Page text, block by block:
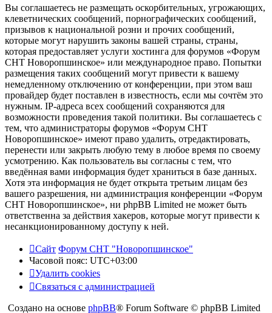
Вы соглашаетесь не размещать оскорбительных, угрожающих,
клеветнических сообщений, порнографических сообщений,
призывов к национальной розни и прочих сообщений,
которые могут нарушить законы вашей страны, страны,
которая предоставляет услуги хостинга для форумов «Форум
СНТ Новоропшинское» или международное право. Попытки
размещения таких сообщений могут привести к вашему
немедленному отключению от конференции, при этом ваш
провайдер будет поставлен в известность, если мы сочтём это
нужным. IP-адреса всех сообщений сохраняются для
возможности проведения такой политики. Вы соглашаетесь с
тем, что администраторы форумов «Форум СНТ
Новоропшинское» имеют право удалить, отредактировать,
перенести или закрыть любую тему в любое время по своему
усмотрению. Как пользователь вы согласны с тем, что
введённая вами информация будет храниться в базе данных.
Хотя эта информация не будет открыта третьим лицам без
вашего разрешения, ни администрация конференции «Форум
СНТ Новоропшинское», ни phpBB Limited не может быть
ответственна за действия хакеров, которые могут привести к
несанкционированному доступу к ней.
Сайт Форум СНТ "Новоропшинское"
Часовой пояс: UTC+03:00
Удалить cookies
Связаться с администрацией
Создано на основе phpBB® Forum Software © phpBB Limited